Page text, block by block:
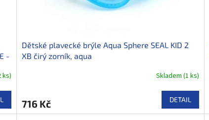
-
ks)
Dětské plavecké brýle Aqua Sphere SEAL KID 2
XB čirý zorník, aqua
Skladem (1 ks)
716 Kč DETAIL